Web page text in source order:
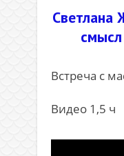
Светлана
Встреча с
Видео 1,5 ч